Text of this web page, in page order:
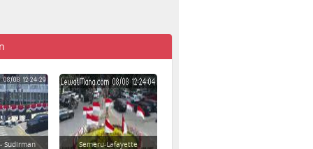
Sudirman Semeru-Lafayette